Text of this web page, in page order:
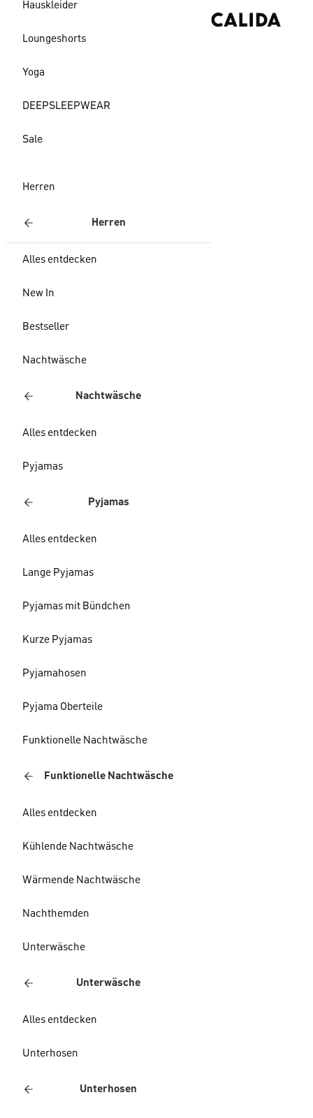
Hauskleider
Loungeshorts
Yoga
DEEPSLEEPWEAR
Sale
Herren
Herren
Alles entdecken
New In
Bestseller
Nachtwäsche
Nachtwäsche
Alles entdecken
Pyjamas
Pyjamas
Alles entdecken
Lange Pyjamas
Pyjamas mit Bündchen
Kurze Pyjamas
Pyjamahosen
Pyjama Oberteile
Funktionelle Nachtwäsche
Funktionelle Nachtwäsche
Alles entdecken
Kühlende Nachtwäsche
Wärmende Nachtwäsche
Nachthemden
Unterwäsche
Unterwäsche
Alles entdecken
Unterhosen
Unterhosen